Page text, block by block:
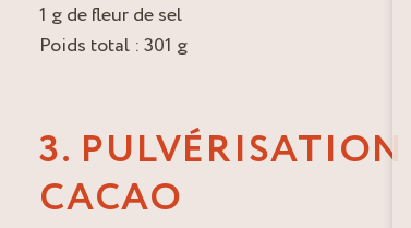
1 g de fleur de sel
Poids total : 301 g
3. PULVÉRISATION
CACAO